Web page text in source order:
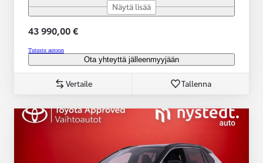
Näytä lisää
43 990,00 €
Tutustu autoon
Ota yhteyttä jälleenmyyjään
Vertaile Tallenna